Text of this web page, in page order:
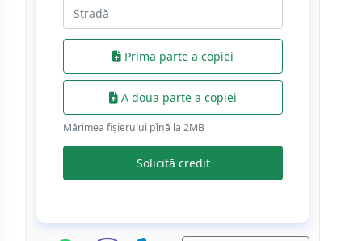
Prima parte a copiei
A doua parte a copiei
Mărimea fișierului pînă la 2МB
Solicită credit